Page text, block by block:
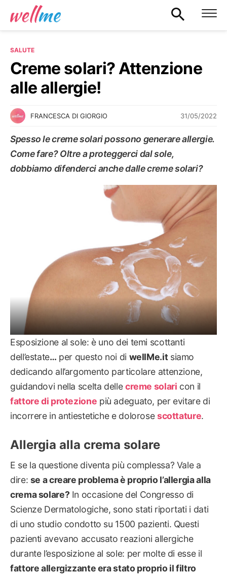
SALUTE
Creme solari? Attenzione
alle allergie!
FRANCESCA DI GIORGIO 31/05/2022
Spesso le creme solari possono generare allergie.
Come fare? Oltre a proteggerci dal sole,
dobbiamo difenderci anche dalle creme solari?
Esposizione al sole: è uno dei temi scottanti
dell’estate… per questo noi di wellMe.itsiamo
dedicando all’argomento particolare attenzione,
guidandovi nella scelta dellecreme solari con il
fattore di protezione più adeguato, per evitare di
incorrere in antiestetiche e dolorosescottature.
Allergia alla crema solare
E se la questione diventa più complessa? Vale a
dire: se a creare problema è proprio l’allergia alla
crema solare? In occasione del Congresso di
Scienze Dermatologiche, sono stati riportati i dati
di uno studio condotto su 1500 pazienti. Questi
pazienti avevano accusato reazioni allergiche
durante l’esposizione al sole: per molte di esse il
fattore allergizzante era stato proprio il filtro